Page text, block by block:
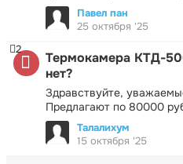
Павел пан
25 октября '25
Термокамера КТД-
нет?
Здравствуйте,
Предлагают по 80000
2
Талалихум
15 октября '25